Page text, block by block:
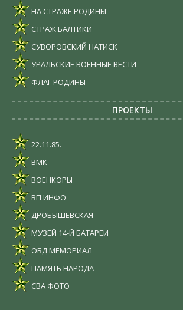
НА СТРАЖЕ РОДИНЫ
СТРАЖ БАЛТИКИ
СУВОРОВСКИЙ НАТИСК
УРАЛЬСКИЕ ВОЕННЫЕ ВЕСТИ
ФЛАГ РОДИНЫ
ПРОЕКТЫ
22.11.85.
ВМК
ВОЕНКОРЫ
ВП ИНФО
ДРОБЫШЕВСКАЯ
МУЗЕЙ 14-Й БАТАРЕИ
ОБД МЕМОРИАЛ
ПАМЯТЬ НАРОДА
СВА ФОТО